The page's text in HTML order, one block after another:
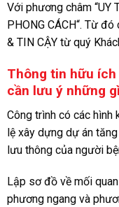
Với phương châm “UY
PHONG CÁCH“. Từ
& TIN CẬY từ quý
Thông tin hữu
cần lưu ý những
Công trình có các hình
lệ xây dựng dự án
lưu thông của người
Lập sơ đồ về mối
phương ngang và